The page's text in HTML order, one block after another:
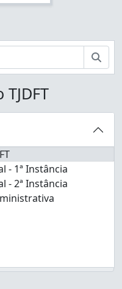
- 1ª Instância
- 2ª Instância